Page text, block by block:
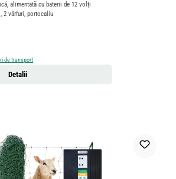
alimentată cu baterii de 12 volți
2 vârfuri, portocaliu
de transport
Detalii